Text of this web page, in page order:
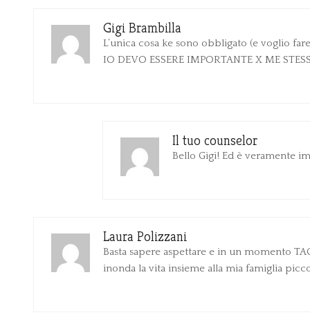
Gigi Brambilla
L’unica cosa ke sono obbligato (e voglio
IO DEVO ESSERE IMPORTANTE X ME
Il tuo counselor
Bello Gigi! Ed è veramente
Laura Polizzani
Basta sapere aspettare e in un momento
inonda la vita insieme alla mia famiglia